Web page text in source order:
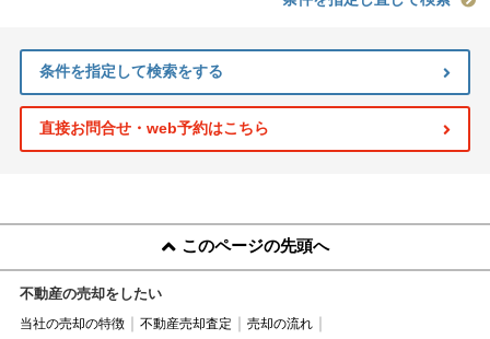
条件を指定して検索をする
直接お問合せ・web予約はこちら
このページの先頭へ
不動産の売却をしたい
当社の売却の特徴 不動産売却査定
売却の流れ